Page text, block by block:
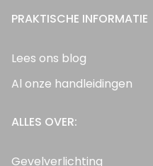
PRAKTISCHE INFORMATIE
Lees ons blog
Al onze handleidingen
ALLES OVER:
Gevelverlichting